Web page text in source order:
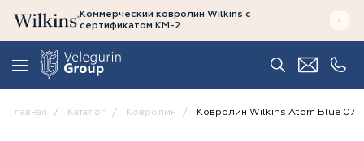
Коммерческий ковролин Wilkins с
сертификатом КМ-2
Главная Каталог Ковролин Ковролин Wilkins Atom Blue 07